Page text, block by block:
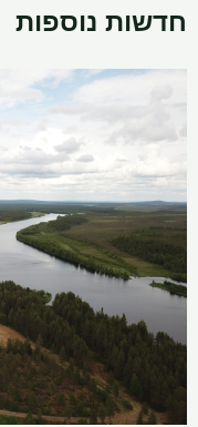
חדשות נוספות